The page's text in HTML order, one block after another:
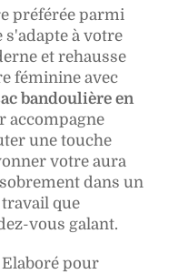
préférée parmi
s'adapte à votre
et rehausse
féminine avec
bandoulière en
accompagne
une touche
votre aura
dans un
que
vous galant.
Elaboré pour